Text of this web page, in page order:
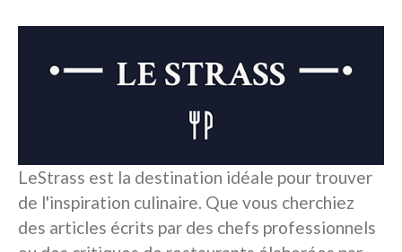
LeStrass est la destination idéale pour trouver
de l'inspiration culinaire. Que vous cherchiez
des articles écrits par des chefs professionnels